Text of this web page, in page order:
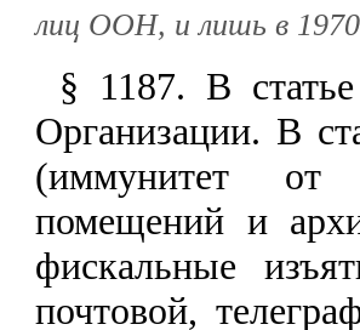
лиц ООН, и лишь в 1970
§ 1187. В
Организации. В
(иммунитет от
помещений и
фискальные
почтовой,